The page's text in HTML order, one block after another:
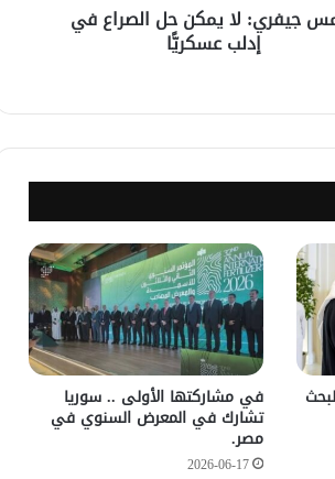
الإحتلال الإسرائيلي يتحرك في جبل
مصدر أمني: التحقيق مستمر في وفاة
سليمان عبد الباقي مدير أمن السويداء
يكشف سبب انفجار مركبة على طريق
دمشق
في زيارته الأولى .. الرئيس الفرنسي
يصل إلى سوريا.
جيفري: لا يمكن حل الصراع في
إدلب عسكريًّا
في مشاركتها الأولى .. سوريا
تشارك في المعرض السنوي في
مصر.
2026-06-17